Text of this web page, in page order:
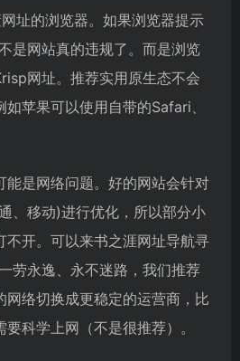
址的浏览器。如果浏览器提示
是网站真的违规了。而是浏览
网址。推荐实用原生态不会
苹果可以使用自带的Safari、
能是网络问题。好的网站会针对
、移动)进行优化，所以部分小
不开。可以来书之涯网址导航寻
劳永逸、永不迷路，我们推荐
网络切换成更稳定的运营商，比
科学上网（不是很推荐）。